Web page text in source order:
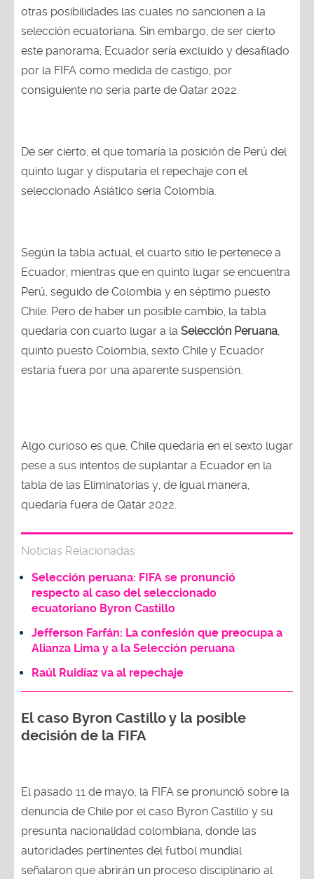
otras posibilidades las cuales no sancionen a la
selección ecuatoriana. Sin embargo, de ser cierto
este panorama, Ecuador sería excluido y desafilado
por la FIFA como medida de castigo, por
consiguiente no sería parte de Qatar 2022.
De ser cierto, el que tomaría la posición de Perú del
quinto lugar y disputaría el repechaje con el
seleccionado Asiático seria Colombia.
Según la tabla actual, el cuarto sitio le pertenece a
Ecuador, mientras que en quinto lugar se encuentra
Perú, seguido de Colombia y en séptimo puesto
Chile. Pero de haber un posible cambio, la tabla
quedaría con cuarto lugar a la Selección Peruana
quinto puesto Colombia, sexto Chile y Ecuador
estaría fuera por una aparente suspensión.
Algo curioso es que, Chile quedaría en el sexto lugar
pese a sus intentos de suplantar a Ecuador en la
tabla de las Eliminatorias y, de igual manera,
quedaría fuera de Qatar 2022.
Noticias Relacionadas
Selección peruana: FIFA se pronunció
respecto al caso del seleccionado
ecuatoriano Byron Castillo
Jefferson Farfán: La confesión que preocupa a
Alianza Lima y a la Selección peruana
Raúl Ruidíaz va al repechaje
El caso Byron Castillo y la posible
decisión de la FIFA
El pasado 11 de mayo, la FIFA se pronunció sobre la
denuncia de Chile por el caso Byron Castillo y su
presunta nacionalidad colombiana, donde las
autoridades pertinentes del futbol mundial
señalaron que abrirán un proceso disciplinario al